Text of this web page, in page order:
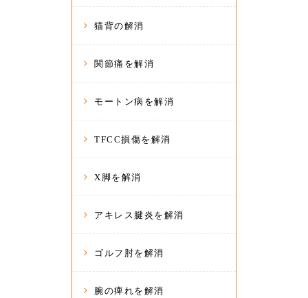
猫背の解消
関節痛を解消
モートン病を解消
TFCC損傷を解消
X脚を解消
アキレス腱炎を解消
ゴルフ肘を解消
腕の痺れを解消